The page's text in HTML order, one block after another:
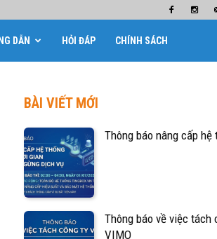
DẪN HỎI ĐÁP CHÍNH SÁCH
BÀI VIẾT MỚI
Thông báo nâng cấp hệ
Thông báo về việc tách
VIMO